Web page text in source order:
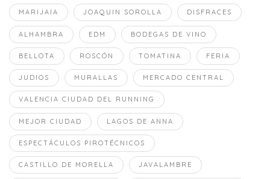
MARIJAIA JOAQUIN SOROLLA DISFRACES
ALHAMBRA EDM BODEGAS DE VINO
BELLOTA ROSCÓN TOMATINA FERIA
JUDIOS MURALLAS MERCADO CENTRAL
VALENCIA CIUDAD DEL RUNNING
MEJOR CIUDAD LAGOS DE ANNA
ESPECTÁCULOS PIROTÉCNICOS
CASTILLO DE MORELLA JAVALAMBRE